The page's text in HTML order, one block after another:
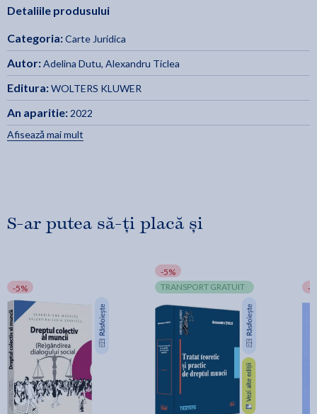
sau institutiile publice si functionarii publici. Clauzele fiecaruia
publice propriu pentru cei care il incheie si la care se refera.
Prezenta monografie, unica in peisajul literaturii juridice
romanesti, va reprezenta pentru cei interesati (specialisti in
resurse umane din autoritatile sau institutiile publice si, in
legislatia muncii, avocati, judecatori, teoreticieni, studenti,
masteranzi, doctoranzi etc.), un instrument util si eficient in
Detaliile produsului
Categoria:Carte Juridica
Autor:Adelina Dutu, Alexandru Ticlea
Editura:WOLTERS KLUWER
An aparitie: 2022
Afisează mai mult
S-ar putea să-ți placă și
-5%
-5%
TRANSPORT GRATUIT
-